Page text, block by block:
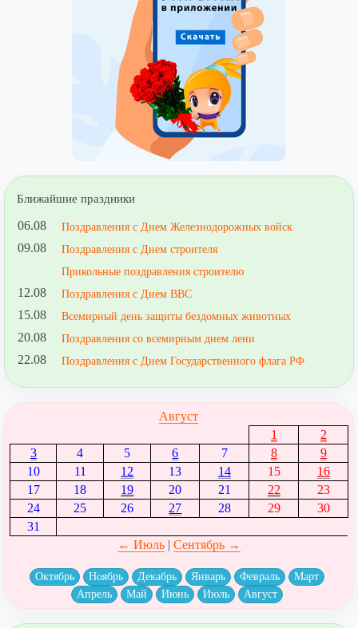
Ближайшие праздники
06.08 Поздравления с Днем Железнодорожных войск
09.08
Поздравления с Днем строителя
Прикольные поздравления строителю
12.08 Поздравления с Днем ВВС
15.08 Всемирный день защиты бездомных животных
20.08 Поздравления со всемирным днем лени
22.08 Поздравления с Днем Государственного флага РФ
Август
1
2
3
4 5 6 7 8
9
10
11 12 13 14 15
16
17
18 19 20 21 22
23
24
25 26 27 28 29
30
31
← Июль| Сентябрь →
Октябрь Ноябрь Декабрь Январь Февраль
Март
Апрель
Май Июнь Июль Август